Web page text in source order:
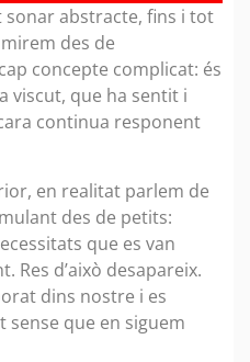
abstracte, fins i tot
des de
concepte complicat: és
viscut, que ha sentit i
continua responent
en realitat parlem de
des de petits:
que es van
Res d’això desapareix.
dins nostre i es
sense que en siguem